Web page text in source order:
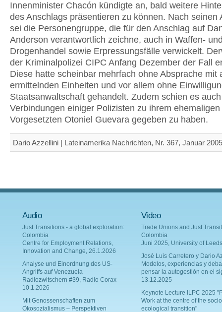
Innenminister Chacón kündigte an, bald weitere
des Anschlags präsentieren zu können. Nach seinen
sei die Personengruppe, die für den Anschlag auf
Anderson verantwortlich zeichne, auch in Waffen-
Drogenhandel sowie Erpressungsfälle verwickelt.
der Kriminalpolizei CIPC Anfang Dezember der Fall
Diese hatte scheinbar mehrfach ohne Absprache mit
ermittelnden Einheiten und vor allem ohne
Staatsanwaltschaft gehandelt. Zudem schien es
Verbindungen einiger Polizisten zu ihrem ehemaligen
Vorgesetzten Otoniel Guevara gegeben zu haben.
Dario Azzellini | Lateinamerika Nachrichten, Nr. 367, Januar 2005
Audio
Just Transitions - a global exploration:
Colombia
Centre for Employment Relations,
Innovation and Change, 26.1.2026
Analyse und Einordnung des US-
Angriffs auf Venezuela
Radiozwitschern #39, Radio Corax
10.1.2026
Mit Genossenschaften zum
Ökosozialismus – Perspektiven
Video
Trade Unions and Just
Colombia
Juni 2025, University of Leeds
Josè Luis Carretero y Dario
Modelos, experiencias y
pensar la autogestión en el
13.12.2025
Keynote Lecture ILPC 2025
Work at the centre of the
ecological transition"